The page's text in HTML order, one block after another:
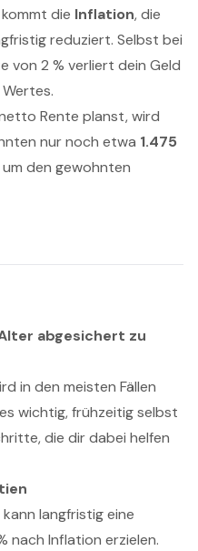
die Inflation, die
reduziert. Selbst bei
von 2 % verliert dein Geld
Rente planst, wird
nur noch etwa 1.475
den gewohnten
abgesichert zu
in den meisten Fällen
wichtig, frühzeitig selbst
die dir dabei helfen
langfristig eine
nach Inflation erzielen.